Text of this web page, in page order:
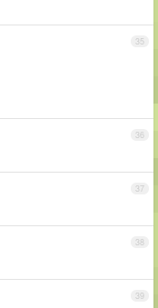
35
36
37
38
39